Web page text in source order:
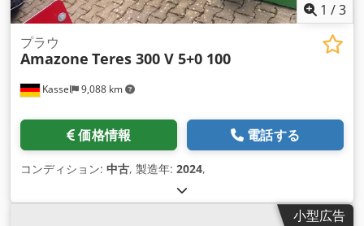
1 /3
Kassel 9,088 km
プラウ
Amazone Teres 300 V 5+0 100
価格情報 電話する
コンディション: 中古, 製造年: 2024,
小型広告